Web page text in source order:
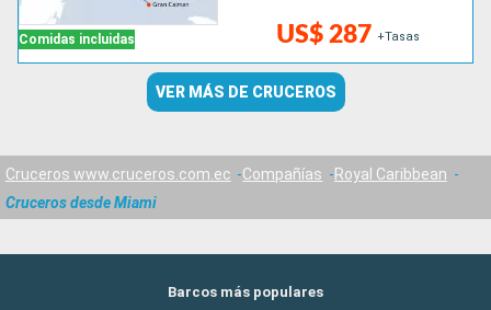
Comidas incluidas US$ 287 +Tasas
VER MÁS DE CRUCEROS
Cruceros www.cruceros.com.ec Compañías
Royal Caribbean
Cruceros desde Miami
Barcos más populares